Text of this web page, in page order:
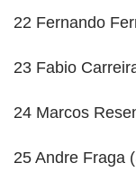
22 Fernando
23 Fabio
24 Marcos
25 Andre Fraga